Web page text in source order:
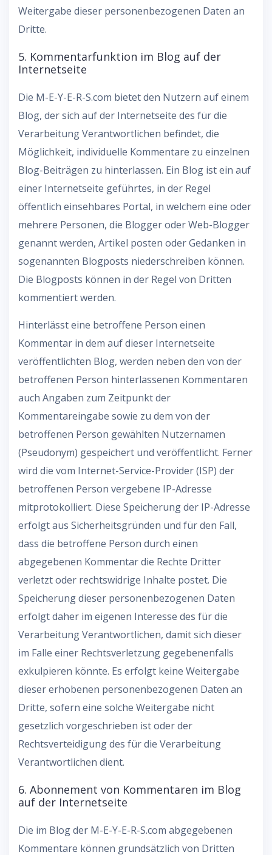
Weitergabe dieser personenbezogenen Daten an
Dritte.
5. Kommentarfunktion im Blog auf der
Internetseite
Die M-E-Y-E-R-S.com bietet den Nutzern auf einem
Blog, der sich auf der Internetseite des für die
Verarbeitung Verantwortlichen befindet, die
Möglichkeit, individuelle Kommentare zu einzelnen
Blog-Beiträgen zu hinterlassen. Ein Blog ist ein auf
einer Internetseite geführtes, in der Regel
öffentlich einsehbares Portal, in welchem eine oder
mehrere Personen, die Blogger oder Web-Blogger
genannt werden, Artikel posten oder Gedanken in
sogenannten Blogposts niederschreiben können.
Die Blogposts können in der Regel von Dritten
kommentiert werden.
Hinterlässt eine betroffene Person einen
Kommentar in dem auf dieser Internetseite
veröffentlichten Blog, werden neben den von der
betroffenen Person hinterlassenen Kommentaren
auch Angaben zum Zeitpunkt der
Kommentareingabe sowie zu dem von der
betroffenen Person gewählten Nutzernamen
(Pseudonym) gespeichert und veröffentlicht. Ferner
wird die vom Internet-Service-Provider (ISP) der
betroffenen Person vergebene IP-Adresse
mitprotokolliert. Diese Speicherung der IP-Adresse
erfolgt aus Sicherheitsgründen und für den Fall,
dass die betroffene Person durch einen
abgegebenen Kommentar die Rechte Dritter
verletzt oder rechtswidrige Inhalte postet. Die
Speicherung dieser personenbezogenen Daten
erfolgt daher im eigenen Interesse des für die
Verarbeitung Verantwortlichen, damit sich dieser
im Falle einer Rechtsverletzung gegebenenfalls
exkulpieren könnte. Es erfolgt keine Weitergabe
dieser erhobenen personenbezogenen Daten an
Dritte, sofern eine solche Weitergabe nicht
gesetzlich vorgeschrieben ist oder der
Rechtsverteidigung des für die Verarbeitung
Verantwortlichen dient.
6. Abonnement von Kommentaren im Blog
auf der Internetseite
Die im Blog der M-E-Y-E-R-S.com abgegebenen
Kommentare können grundsätzlich von Dritten